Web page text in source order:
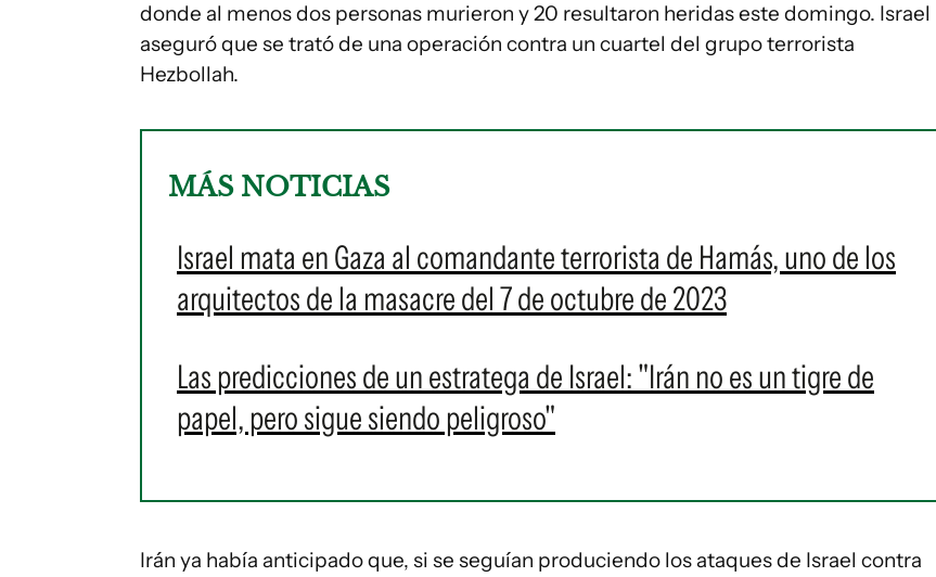
donde al menos dos personas murieron y 20 resultaron heridas este domingo. Israel
aseguró que se trató de una operación contra un cuartel del grupo terrorista
Hezbollah.
MÁS NOTICIAS
Israel mata en Gaza al comandante terrorista de Hamás, uno de los
arquitectos de la masacre del 7 de octubre de 2023
Las predicciones de un estratega de Israel: "Irán no es un tigre de
papel, pero sigue siendo peligroso"
Irán ya había anticipado que, si se seguían produciendo los ataques de Israel contra